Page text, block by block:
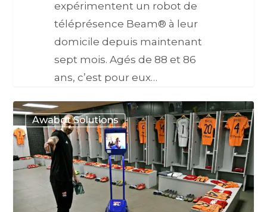
expérimentent un robot de
téléprésence Beam® à leur
domicile depuis maintenant
sept mois. Agés de 88 et 86
ans, c’est pour eux…
Awabot Solutions